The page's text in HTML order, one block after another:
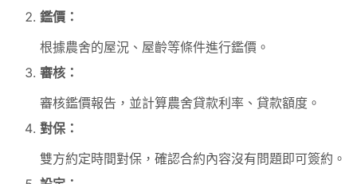
鑑價：
根據農舍的屋況、屋齡等條件進行鑑價。
審核：
審核鑑價報告，並計算農舍貸款利率、貸款額度。
對保：
雙方約定時間對保，確認合約內容沒有問題即可簽約。